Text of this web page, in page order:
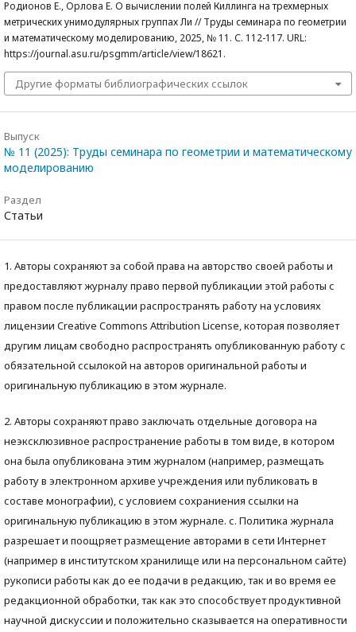
Родионов Е., Орлова Е. О вычислении полей Киллинга на трехмерных
метрических унимодулярных группах Ли // Труды семинара по геометрии
и математическому моделированию, 2025, № 11. С. 112-117. URL:
https://journal.asu.ru/psgmm/article/view/18621.
Другие форматы библиографических ссылок
Выпуск
№ 11 (2025): Труды семинара по геометрии и математическому
моделированию
Раздел
Статьи
1. Авторы сохраняют за собой права на авторство своей работы и
предоставляют журналу право первой публикации этой работы с
правом после публикации распространять работу на условиях
лицензии Creative Commons Attribution License, которая позволяет
другим лицам свободно распространять опубликованную работу с
обязательной ссылокой на авторов оригинальной работы и
оригинальную публикацию в этом журнале.
2. Авторы сохраняют право заключать отдельные договора на
неэксклюзивное распространение работы в том виде, в котором
она была опубликована этим журналом (например, размещать
работу в электронном архиве учреждения или публиковать в
составе монографии), с условием сохраниения ссылки на
оригинальную публикацию в этом журнале. с. Политика журнала
разрешает и поощряет размещение авторами в сети Интернет
(например в институтском хранилище или на персональном сайте)
рукописи работы как до ее подачи в редакцию, так и во время ее
редакционной обработки, так как это способствует продуктивной
научной дискуссии и положительно сказывается на оперативности